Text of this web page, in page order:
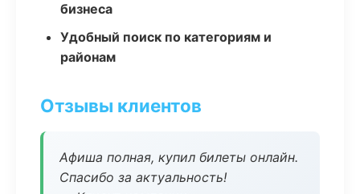
бизнеса
Удобный поиск по категориям и
районам
Отзывы клиентов
Афиша полная, купил билеты онлайн.
Спасибо за актуальность!